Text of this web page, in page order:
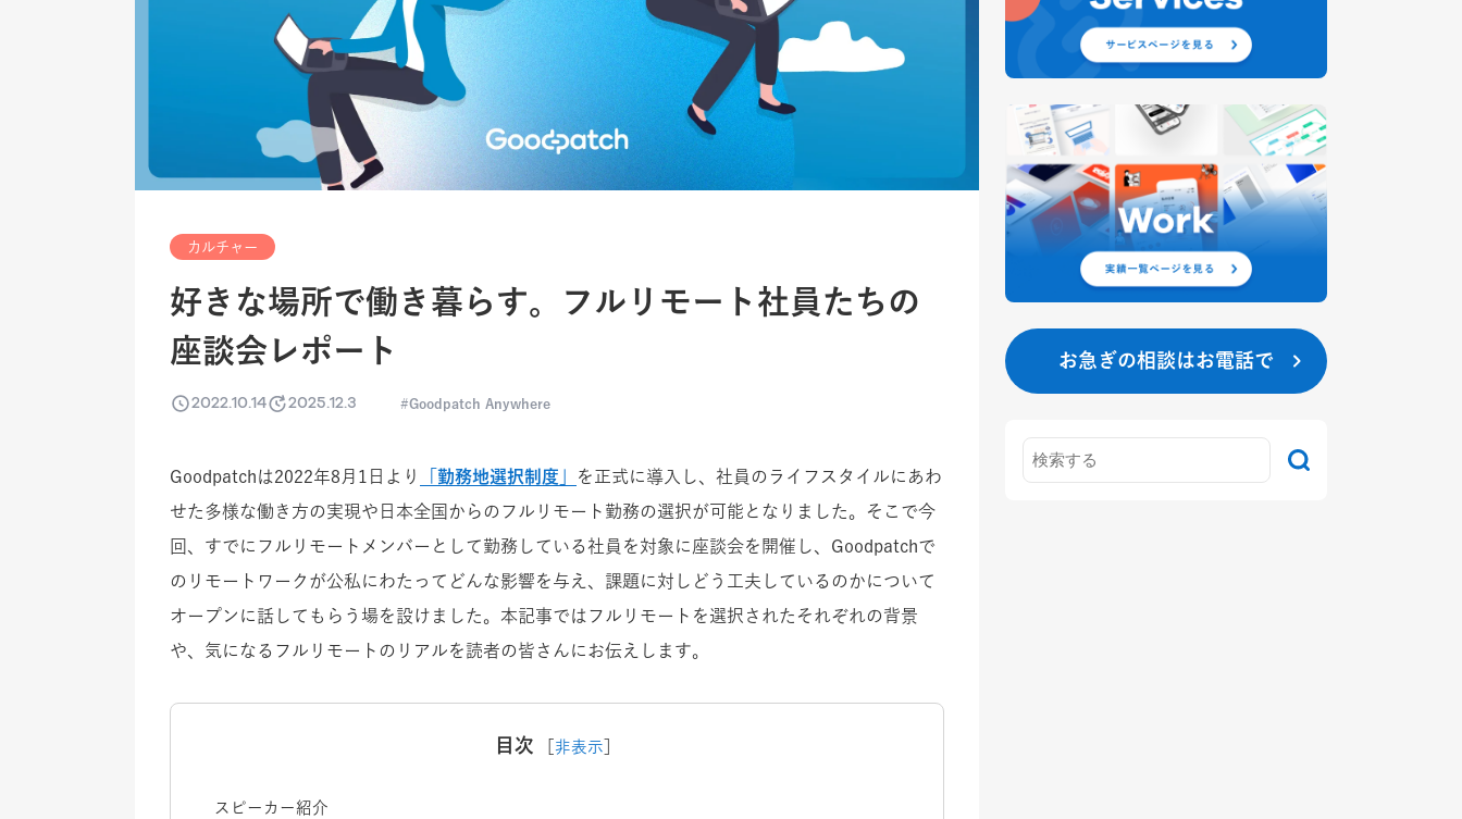
カルチャー
好きな場所で働き暮らす。フルリモート社員たちの
座談会レポート
2022.10.14 2025.12.3 Goodpatch Anywhere
Goodpatchは2022年8月1日より 「勤務地選択制度」
を正式に導入し、社員のライフスタイルにあわ
せた多様な働き方の実現や日本全国からのフルリモート勤務の選択が可能となりました。そこで今
回、すでにフルリモートメンバーとして勤務している社員を対象に座談会を開催し、Goodpatchで
のリモートワークが公私にわたってどんな影響を与え、課題に対しどう工夫しているのかについて
オープンに話してもらう場を設けました。本記事ではフルリモートを選択されたそれぞれの背景
や、気になるフルリモートのリアルを読者の皆さんにお伝えします。
目次 非表示
スピーカー紹介
お急ぎの相談はお電話で